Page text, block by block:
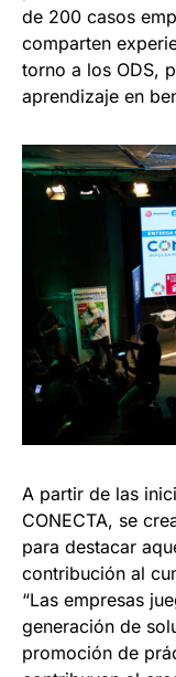
de 200 casos
comparten
torno a los ODS,
aprendizaje en
A partir de las
CONECTA, se
para destacar
contribución al
“Las empresas
generación de
promoción de